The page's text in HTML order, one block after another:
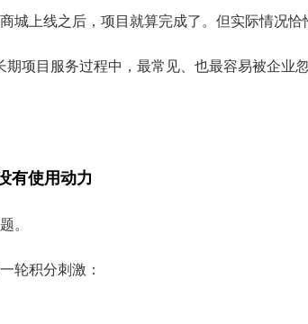
城上线之后，项目就算完成了。但实际情况恰
项目服务过程中，最常见、也最容易被企业忽
有使用动力
。
轮积分刺激：